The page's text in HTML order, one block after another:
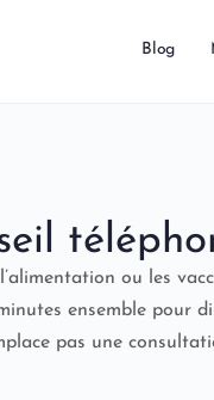
Blog
ou les
ensemble pour
pas une